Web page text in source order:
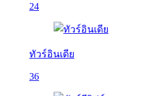
24
ทัวร์อินเดีย
36